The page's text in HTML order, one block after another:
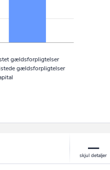
gældsforpligtelser
gældsforpligtelser